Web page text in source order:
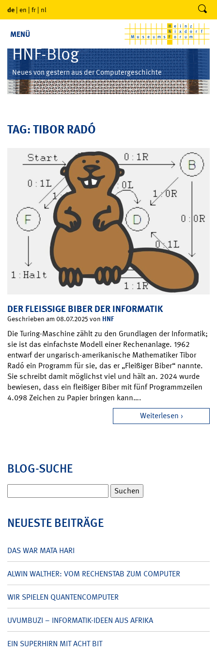
de | en | fr | nl
MENÜ
HNF-Blog
Neues von gestern aus der Computergeschichte
TAG: TIBOR RADÓ
DER FLEISSIGE BIBER DER INFORMATIK
Geschrieben am 08.07.2025 von HNF
Die Turing-Maschine zählt zu den Grundlagen der Informatik;
sie ist das einfachste Modell einer Rechenanlage. 1962
entwarf der ungarisch-amerikanische Mathematiker Tibor
Radó ein Programm für sie, das er „Fleißiger Biber“ nannte.
Sie schreibt damit möglichst viel und hält an. 2024 wurde
bewiesen, dass ein fleißiger Biber mit fünf Programmzeilen
4.098 Zeichen zu Papier bringen kann….
Weiterlesen
BLOG-SUCHE
nach:
NEUESTE BEITRÄGE
DAS WAR MATA HARI
ALWIN WALTHER: VOM RECHENSTAB ZUM COMPUTER
WIR SPIELEN QUANTENCOMPUTER
UVUMBUZI – INFORMATIK-IDEEN AUS AFRIKA
EIN SUPERHIRN MIT ACHT BIT